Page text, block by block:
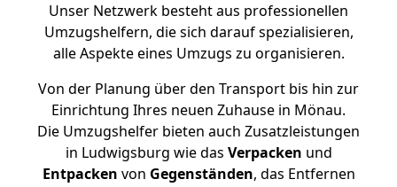
Unser Netzwerk besteht aus professionellen
Umzugshelfern, die sich darauf spezialisieren,
alle Aspekte eines Umzugs zu organisieren.
Von der Planung über den Transport bis hin zur
Einrichtung Ihres neuen Zuhause in Mönau.
Die Umzugshelfer bieten auch Zusatzleistungen
in Ludwigsburg wie das Verpacken und
Entpacken von Gegenständen, das Entfernen